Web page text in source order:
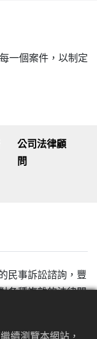
一個案件，以制定
事人爭取最佳的
公司法律顧
問
民事訴訟諮詢，豐
各種複雜的法律問
續瀏覽本網站，